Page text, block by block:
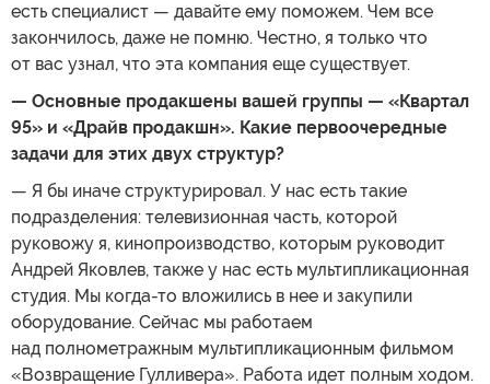
есть специалист — давайте ему поможем. Чем все
закончилось, даже не помню. Честно, я только что
от вас узнал, что эта компания еще существует.
— Основные продакшены вашей группы — «Квартал
95» и «Драйв продакшн». Какие первоочередные
задачи для этих двух структур?
— Я бы иначе структурировал. У нас есть такие
подразделения: телевизионная часть, которой
руковожу я, кинопроизводство, которым руководит
Андрей Яковлев, также у нас есть мультипликационная
студия. Мы когда-то вложились в нее и закупили
оборудование. Сейчас мы работаем
над полнометражным мультипликационным фильмом
«Возвращение Гулливера». Работа идет полным ходом.